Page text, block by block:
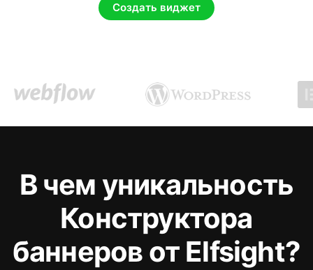
Создать виджет
В чем уникальность
Конструктора
баннеров от Elfsight?